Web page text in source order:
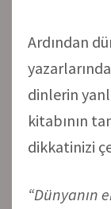
Ardından
dinlerin
kitabının
dikkatinizi
“Dünyanın